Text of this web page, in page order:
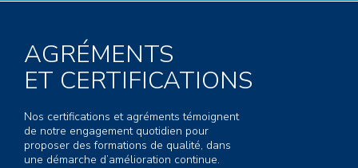
AGRÉMENTS
ET CERTIFICATIONS
Nos certifications et agréments témoignent
de notre engagement quotidien pour
proposer des formations de qualité, dans
une démarche d’amélioration continue.